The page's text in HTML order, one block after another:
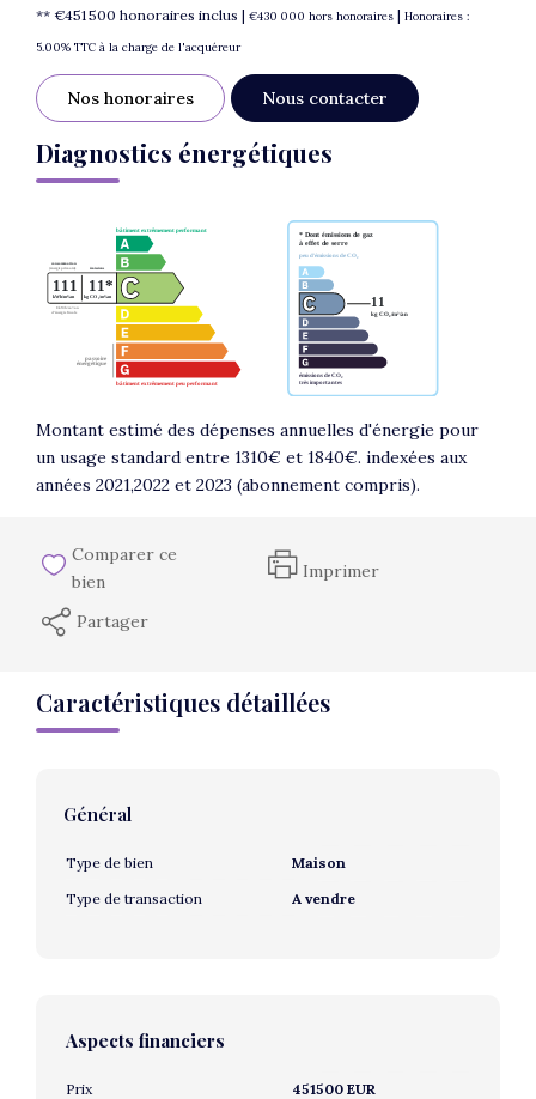
** €451 500 honoraires inclus | €430 000 hors honoraires | Honoraires :
5.00% TTC à la charge de l'acquéreur
Nos honoraires Nous contacter
Diagnostics énergétiques
Montant estimé des dépenses annuelles d'énergie pour
un usage standard entre 1310€ et 1840€. indexées aux
années 2021,2022 et 2023 (abonnement compris).
Comparer ce
bien
Imprimer
Partager
Caractéristiques détaillées
Général
Type de bien
Maison
Type de transaction
A vendre
Aspects financiers
Prix
451500 EUR